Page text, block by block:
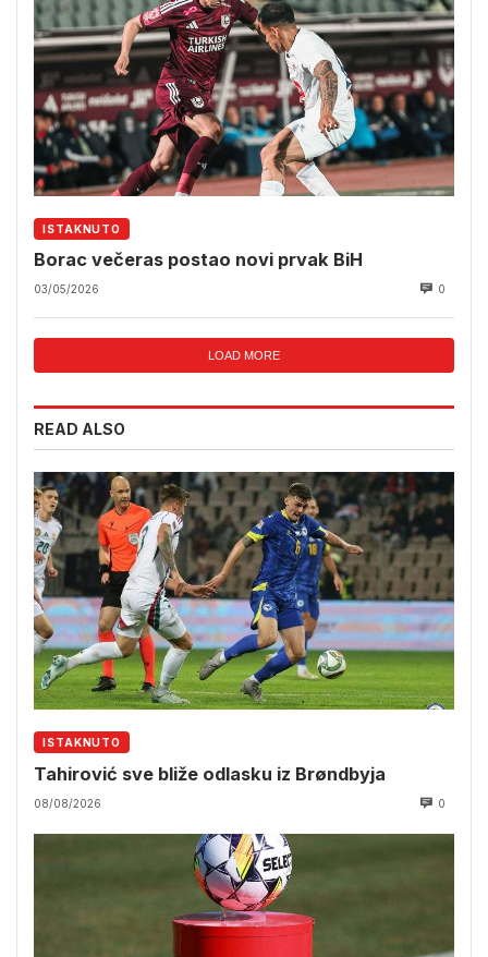
ISTAKNUTO
Borac večeras postao novi prvak BiH
03/05/2026 0
LOAD MORE
READ ALSO
ISTAKNUTO
Tahirović sve bliže odlasku iz Brøndbyja
08/08/2026 0